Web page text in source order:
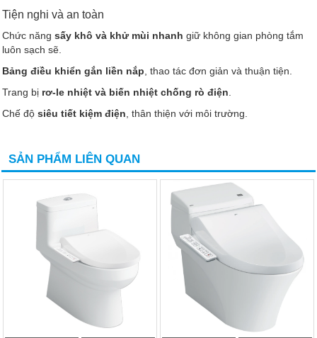
Tiện nghi và an toàn
Chức năng sấy khô và khử mùi nhanh giữ không gian phòng tắm
luôn sạch sẽ.
Bảng điều khiển gắn liền nắp, thao tác đơn giản và thuận tiện.
Trang bị rơ-le nhiệt và biến nhiệt chống rò điện.
Chế độ siêu tiết kiệm điện, thân thiện với môi trường.
SẢN PHẨM LIÊN QUAN